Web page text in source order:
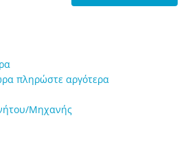
πληρώστε αργότερα
Μηχανής